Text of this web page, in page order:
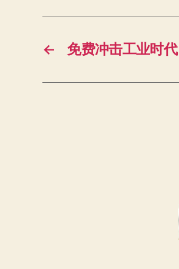
← 免费冲击工业时代